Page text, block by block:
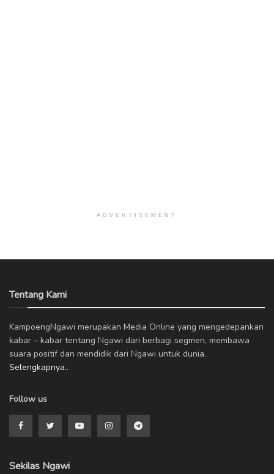
ADVERTISEMENT
Tentang Kami
KampoengNgawi merupakan Media Online yang mengedepankan
kabar – kabar tentang Ngawi dari berbagi segmen, membawa
suara positif dan mendidik dari Ngawi untuk dunia.
Selengkapnya..
Follow us
Sekilas Ngawi